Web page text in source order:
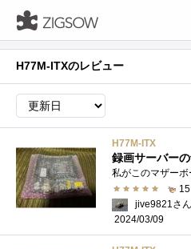
H77M-ITXのレビュー
H77M-ITX
録画サーバー
15
jive9821さん
2024/03/09